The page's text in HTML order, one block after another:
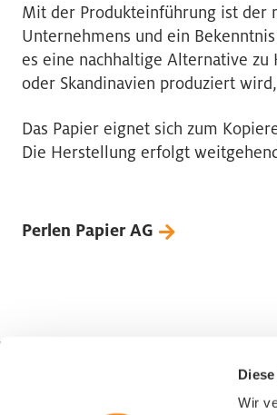
Wir
Mit der Produkteinführung ist der
Unternehmens und ein
es eine nachhaltige Alternative
oder Skandinavien produziert
Das Papier eignet sich zum
Die Herstellung erfolgt
Perlen Papier AG